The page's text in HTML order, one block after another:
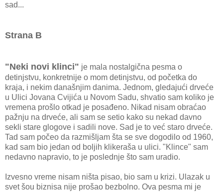
sad...
Strana B
"Neki novi klinci" je mala nostalgična pesma o
detinjstvu, konkretnije o mom detinjstvu, od početka do
kraja, i nekim današnjim danima. Jednom, gledajući drveće
u Ulici Jovana Cvijića u Novom Sadu, shvatio sam koliko je
vremena prošlo otkad je posađeno. Nikad nisam obraćao
pažnju na drveće, ali sam se setio kako su nekad davno
sekli stare glogove i sadili nove. Sad je to već staro drveće.
Tad sam počeo da razmišljam šta se sve dogodilo od 1960,
kad sam bio jedan od boljih klikeraša u ulici. "Klince" sam
nedavno napravio, to je poslednje što sam uradio.
Izvesno vreme nisam ništa pisao, bio sam u krizi. Ulazak u
svet šou biznisa nije prošao bezbolno. Ova pesma mi je